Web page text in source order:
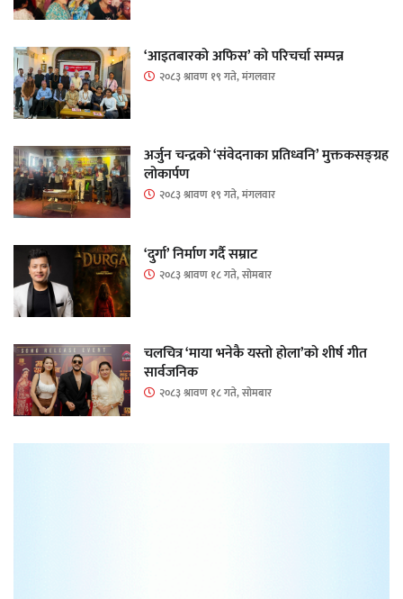
‘आइतबारको अफिस’ को परिचर्चा सम्पन्न
२०८३ श्रावण १९ गते, मंगलवार
अर्जुन चन्द्रको ‘संवेदनाका प्रतिध्वनि’ मुक्तकसङ्ग्रह
लोकार्पण
२०८३ श्रावण १९ गते, मंगलवार
‘दुर्गा’ निर्माण गर्दै सम्राट
२०८३ श्रावण १८ गते, सोमबार
चलचित्र ‘माया भनेकै यस्तो होला’को शीर्ष गीत
सार्वजनिक
२०८३ श्रावण १८ गते, सोमबार